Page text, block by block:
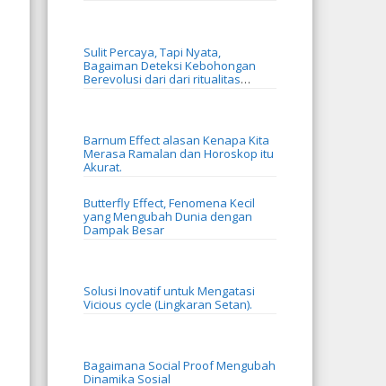
Sulit Percaya, Tapi Nyata,
Bagaiman Deteksi Kebohongan
Berevolusi dari dari ritualitas
Barnum Effect alasan Kenapa Kita
Merasa Ramalan dan Horoskop itu
Akurat.
Butterfly Effect, Fenomena Kecil
yang Mengubah Dunia dengan
Dampak Besar
Solusi Inovatif untuk Mengatasi
Vicious cycle (Lingkaran Setan).
Bagaimana Social Proof Mengubah
Dinamika Sosial